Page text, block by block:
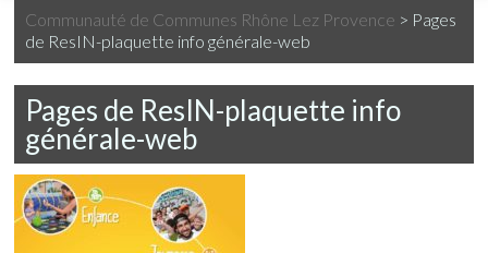
Communauté de Communes Rhône Lez Provence > Pages
de ResIN-plaquette info générale-web
Pages de ResIN-plaquette info
générale-web